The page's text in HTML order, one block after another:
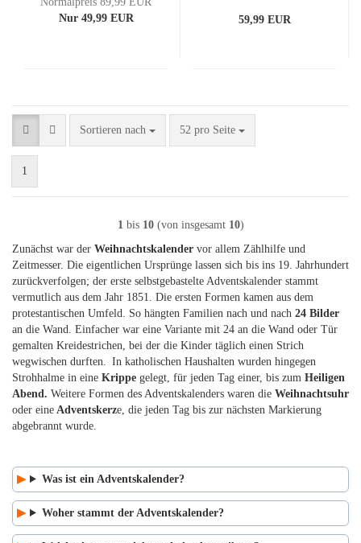
Nur 49,99 EUR
59,99 EUR
Sortieren nach
Sortieren nach 52 pro Seite
pro Seite
1
1bis 10(von insgesamt 10)
Zunächst war der Weihnachtskalender vor allem Zählhilfe und
Zeitmesser. Die eigentlichen Ursprünge lassen sich bis ins 19. Jahrhundert
zurückverfolgen; der erste selbstgebastelte Adventskalender stammt
vermutlich aus dem Jahr 1851. Die ersten Formen kamen aus dem
protestantischen Umfeld. So hängten Familien nach und nach 24 Bilder
an die Wand. Einfacher war eine Variante mit 24 an die Wand oder Tür
gemalten Kreidestrichen, bei der die Kinder täglich einen Strich
wegwischen durften. In katholischen Haushalten wurden hingegen
Strohhalme in eine Krippe gelegt, für jeden Tag einer, bis zum Heiligen
Abend. Weitere Formen des Adventskalenders waren die Weihnachtsuhr
oder eine Adventskerze, die jeden Tag bis zur nächsten Markierung
abgebrannt wurde.
Was ist ein Adventskalender?
Woher stammt der Adventskalender?